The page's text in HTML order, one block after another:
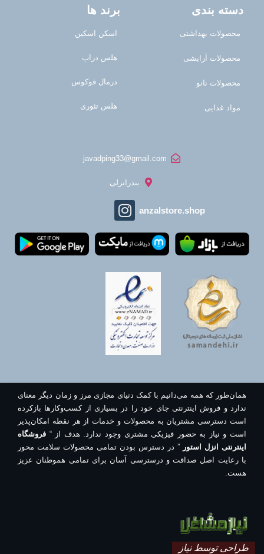
دسته بندی
محصولات بهداشتی
محصولات آرایشی
محصولات نانو
مواد غذایی
برند ها
اسکن اسکین
هلس دراپ
درمال فوکوس
هلس تئوری
javadping33@gmail.com
بندرانزلی
anzalstore.shop
همان‌طور که همه می‌دانیم با کمک دنیای مجازی مرز و زمان دیگر معنای
ندارد و فروش اینترنتی جای خود را در بسیاری از کسب‌وکارها بازکرده
است دسترسی مشتریان به محصولات و خدمات از هر نقطه امکان‌پذیر
است و نیاز به حضور فیزیکی مشتری وجود ندارد. هدف از “ فروشگاه
اینترنتی انزل استور ” در دسترس بودن تمامی محصولات سلامت محور
با رعایت اصل صداقت و درسترسی آسان برای تمامی هموطنان عزیز
هست.
طراحی توسط نیاز